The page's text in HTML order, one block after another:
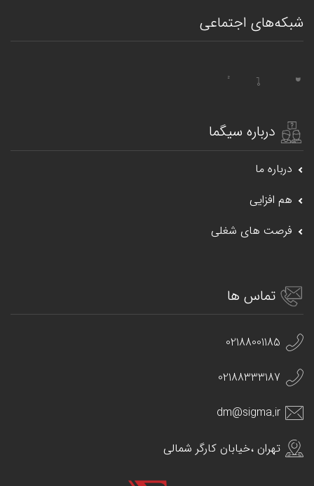
شبکه‌های اجتماعی
درباره سیگما
درباره ما
هم افزایی
فرصت های شغلی
تماس ها
02188001185
02188333187
dm@sigma.ir
تهران ،خیابان کارگر شمالی